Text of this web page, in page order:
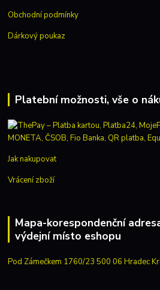
Obchodní podmínky
Dárkový poukaz
Platební možnosti, vše o
Jak nakupovat
Vrácení zboží
Mapa-korespondenční
výdejní místo eshopu
Pod Zámečkem 1760/23 500 06 Hradec